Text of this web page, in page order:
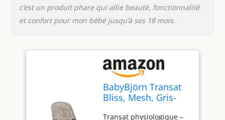
c’est un produit phare qui allie beauté, fonctionnalité
et confort pour mon bébé jusqu’à ses 18 mois.
BabyBjörn Transat
Bliss, Mesh, Gris-
Transat physiologique –